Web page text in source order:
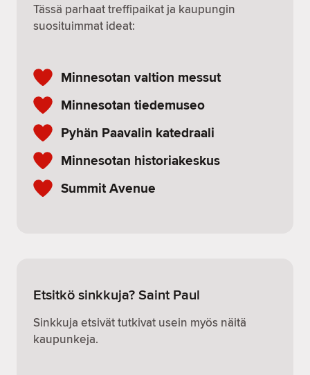
Tässä parhaat treffipaikat ja kaupungin
suosituimmat ideat:
Minnesotan valtion messut
Minnesotan tiedemuseo
Pyhän Paavalin katedraali
Minnesotan historiakeskus
Summit Avenue
Etsitkö sinkkuja? Saint Paul
Sinkkuja etsivät tutkivat usein myös näitä
kaupunkeja.